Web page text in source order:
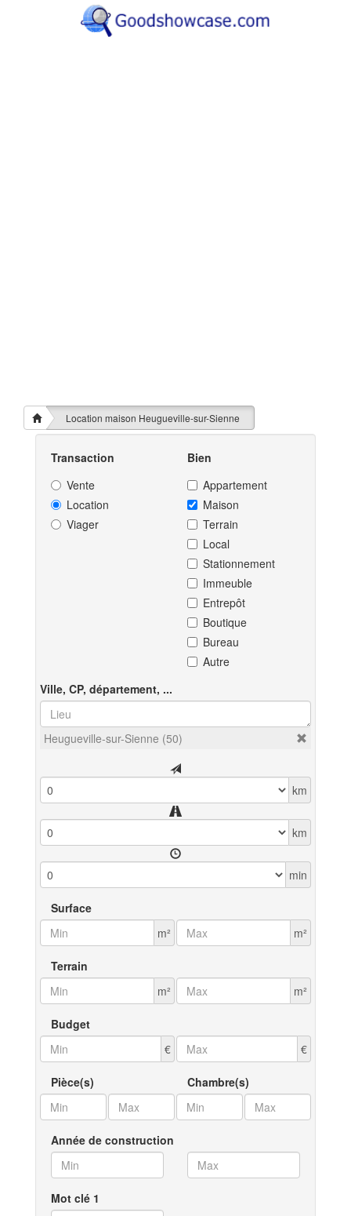
Location maison Heugueville-sur-Sienne
Transaction
Vente
Location
Viager
Bien
Appartement
Maison
Terrain
Local
Stationnement
Immeuble
Entrepôt
Boutique
Bureau
Autre
Ville, CP, département, ...
Heugueville-sur-Sienne (50)
km
km
min
Surface
m²
m²
Terrain
m²
m²
Budget
€
€
Pièce(s) Chambre(s)
Année de construction
Mot clé 1